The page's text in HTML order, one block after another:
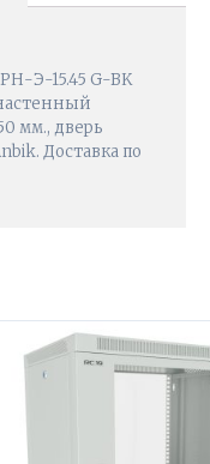
Э-15.45 G-BK
мм., дверь
Доставка по